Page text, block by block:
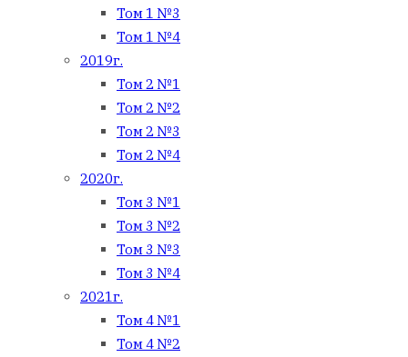
Том 1 №3
Том 1 №4
2019г.
Том 2 №1
Том 2 №2
Том 2 №3
Том 2 №4
2020г.
Том 3 №1
Том 3 №2
Том 3 №3
Том 3 №4
2021г.
Том 4 №1
Том 4 №2